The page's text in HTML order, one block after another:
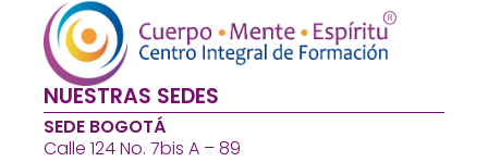
NUESTRAS SEDES
SEDE BOGOTÁ
Calle 124 No. 7bis A – 89